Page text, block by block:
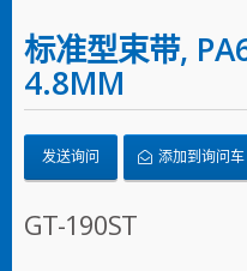
标准型束带,
4.8MM
发送询问 添加到询问车
GT-190ST